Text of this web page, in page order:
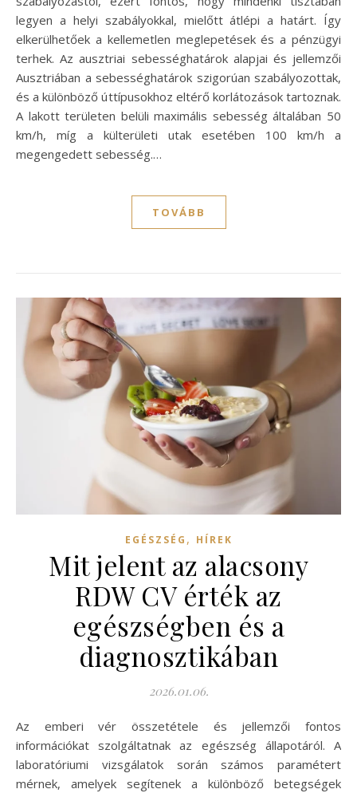
legyen a helyi szabályokkal, mielőtt átlépi a határt. Így
elkerülhetőek a kellemetlen meglepetések és a pénzügyi
terhek. Az ausztriai sebességhatárok alapjai és jellemzői
Ausztriában a sebességhatárok szigorúan szabályozottak,
és a különböző úttípusokhoz eltérő korlátozások tartoznak.
A lakott területen belüli maximális sebesség általában 50
km/h, míg a külterületi utak esetében 100 km/h a
megengedett sebesség.…
TOVÁBB
EGÉSZSÉG , HÍREK
Mit jelent az alacsony
RDW CV érték az
egészségben és a
diagnosztikában
2026.01.06.
Az emberi vér összetétele és jellemzői fontos
információkat szolgáltatnak az egészség állapotáról. A
laboratóriumi vizsgálatok során számos paramétert
mérnek, amelyek segítenek a különböző betegségek